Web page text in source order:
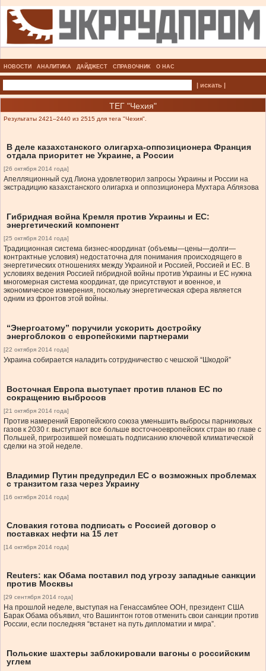
НОВОСТИ АНАЛИТИКА ДАЙДЖЕСТ СПРАВОЧНИК О НАС
| искать |
ТЕГ "Чехия"
Результаты 2421–2440 из 2515 для тега "Чехия".
В деле казахстанского олигарха-оппозиционера Франция
отдала приоритет не Украине, а России
[26 октября 2014 года]
Апелляционный суд Лиона удовлетворил запросы Украины и России на
экстрадицию казахстанского олигарха и оппозиционера Мухтара Аблязова
Гибридная война Кремля против Украины и ЕС:
энергетический компонент
[25 октября 2014 года]
Традиционная система бизнес-координат (объемы—цены—долги—
контрактные условия) недостаточна для понимания происходящего в
энергетических отношениях между Украиной и Россией, Россией и ЕС. В
условиях ведения Россией гибридной войны против Украины и ЕС нужна
многомерная система координат, где присутствуют и военное, и
экономическое измерения, поскольку энергетическая сфера является
одним из фронтов этой войны.
“Энергоатому” поручили ускорить достройку
энергоблоков с европейскими партнерами
[22 октября 2014 года]
Украина собирается наладить сотрудничество с чешской “Шкодой”
Восточная Европа выступает против планов ЕС по
сокращению выбросов
[21 октября 2014 года]
Против намерений Европейского союза уменьшить выбросы парниковых
газов к 2030 г. выступают все больше восточноевропейских стран во главе с
Польшей, пригрозившей помешать подписанию ключевой климатической
сделки на этой неделе.
Владимир Путин предупредил ЕС о возможных проблемах
с транзитом газа через Украину
[16 октября 2014 года]
Словакия готова подписать с Россией договор о
поставках нефти на 15 лет
[14 октября 2014 года]
Reuters: как Обама поставил под угрозу западные санкции
против Москвы
[29 сентября 2014 года]
На прошлой неделе, выступая на Генаcсамблее ООН, президент США
Барак Обама объявил, что Вашингтон готов отменить свои санкции против
России, если последняя “встанет на путь дипломатии и мира”.
Польские шахтеры заблокировали вагоны с российским
углем